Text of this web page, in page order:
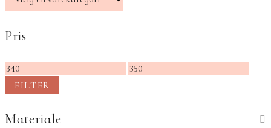
Pris
Mindste
pris
Højeste
FILTER
Materiale